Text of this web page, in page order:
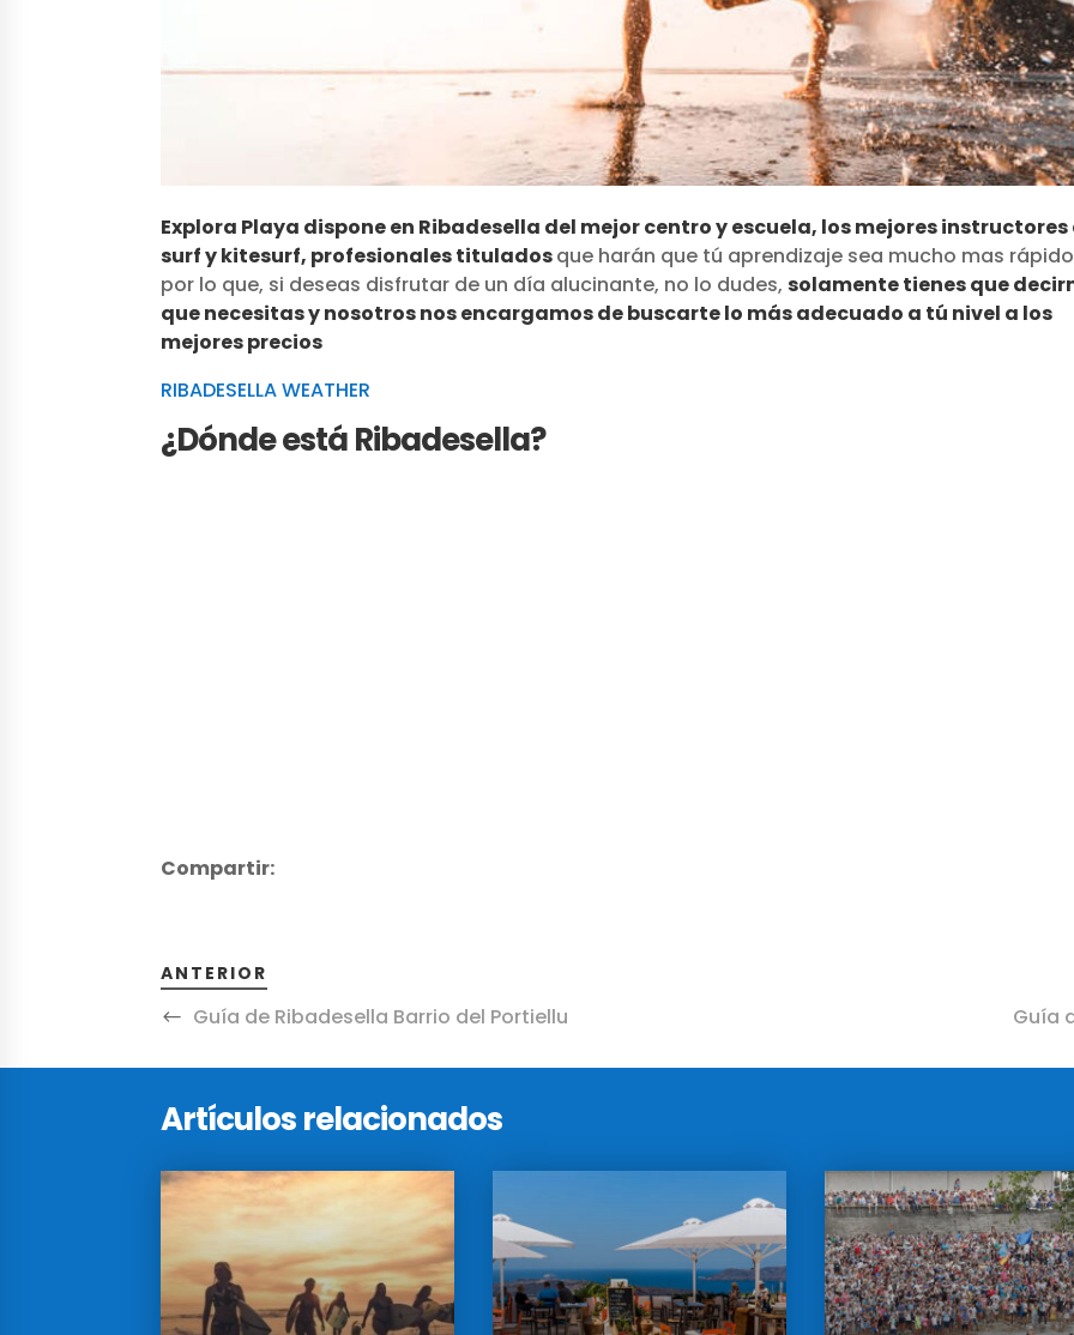
Explora Playa dispone en Ribadesella del mejor centro y escuela, los mejores instructores
surf y kitesurf, profesionales tituladosque harán que tú aprendizaje sea mucho mas
por lo que, si deseas disfrutar de un día alucinante, no lo dudes,solamente tienes que
que necesitas y nosotros nos encargamos de buscarte lo más adecuado a tú nivel a los
mejores precios
RIBADESELLA WEATHER
¿Dónde está Ribadesella?
Compartir:
ANTERIOR
Guía de Ribadesella Barrio del Portiellu Guía
Artículos relacionados